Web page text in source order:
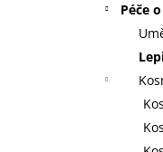
Péče